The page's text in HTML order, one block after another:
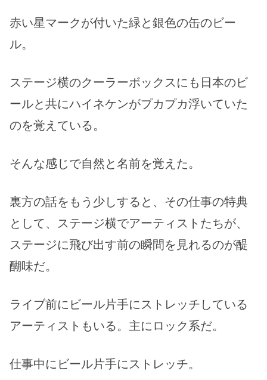
赤い星マークが付いた緑と銀色の缶のビー
ル。
ステージ横のクーラーボックスにも日本のビ
ールと共にハイネケンがプカプカ浮いていた
のを覚えている。
そんな感じで自然と名前を覚えた。
裏方の話をもう少しすると、その仕事の特典
として、ステージ横でアーティストたちが、
ステージに飛び出す前の瞬間を見れるのが醍
醐味だ。
ライブ前にビール片手にストレッチしている
アーティストもいる。主にロック系だ。
仕事中にビール片手にストレッチ。